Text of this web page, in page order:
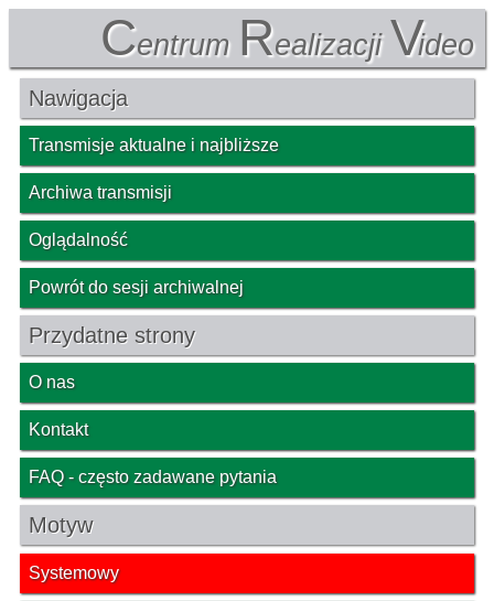
Centrum Realizacji Video
Nawigacja
Transmisje aktualne i najbliższe
Archiwa transmisji
Oglądalność
Powrót do sesji archiwalnej
Przydatne strony
O nas
Kontakt
FAQ - często zadawane pytania
Motyw
Systemowy